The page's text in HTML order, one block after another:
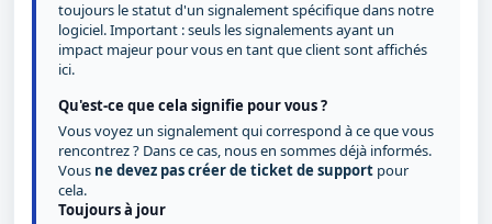
toujours le statut d'un signalement spécifique dans notre
logiciel. Important : seuls les signalements ayant un
impact majeur pour vous en tant que client sont affichés
ici.
Qu'est-ce que cela signifie pour vous ?
Vous voyez un signalement qui correspond à ce que vous
rencontrez ? Dans ce cas, nous en sommes déjà informés.
Vous ne devez pas créer de ticket de support pour
cela.
Toujours à jour